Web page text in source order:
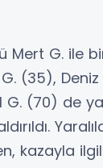
Mert G. ile
(35), Deniz
G. (70) de
kazayla